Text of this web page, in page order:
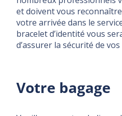
et doivent vous
votre arrivée dans le
bracelet d’identité vous
d’assurer la sécurité de vos
Votre bagage